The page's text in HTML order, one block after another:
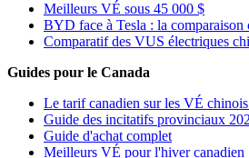
Meilleurs VÉ sous 45 000 $
BYD face à Tesla : la comparaison
Comparatif des VUS électriques
Guides pour le Canada
Le tarif canadien sur les VÉ
Guide des incitatifs provinciaux
Guide d'achat complet
Meilleurs VÉ pour l'hiver canadien